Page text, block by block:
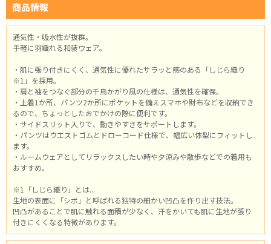
商品情報
通気性・吸水性が抜群。
手軽に羽織れる和装ウェア。
・肌に張り付きにくく、通気性に優れたサラッと感のある「しじら織り
※1」を採用。
・肩と袖をつなぐ部分の千鳥かがり風の仕様は、通気性を確保。
・上着1か所、パンツ2か所にポケットを備えスマホや財布などを収納でき
るので、ちょっとしたおでかけの際に便利です。
・サイドスリット入りで、動きやすさをサポートします。
・パンツはウエストゴムとドローコード仕様で、幅広い体型にフィットし
ます。
・ルームウェアとしてリラックスしたい時や夕涼みや散歩などでの着用も
おすすめ。
※1「しじら織り」とは...
生地の表面に「シボ」と呼ばれる独特の細かい凹凸を作り出す技法。
凹凸があることで肌に触れる面積が少なく、汗をかいても肌に生地が張り
付きにくくなる特徴があります。